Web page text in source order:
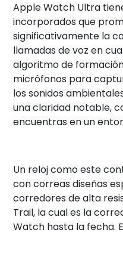
Apple Watch Ultra
incorporados que
significativamente la
llamadas de voz en
algoritmo de
micrófonos para
los sonidos
una claridad notable,
encuentras en un
Un reloj como este
con correas diseñas
corredores de alta
Trail, la cual es la
Watch hasta la fecha.